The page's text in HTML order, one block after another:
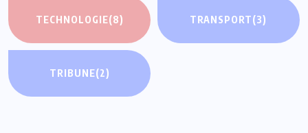
TECHNOLOGIE(8) TRANSPORT(3)
TRIBUNE(2)